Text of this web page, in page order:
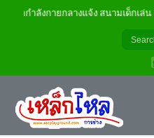
ออกกำลังกายกลางแจ้ง สนามเด็กเล่น